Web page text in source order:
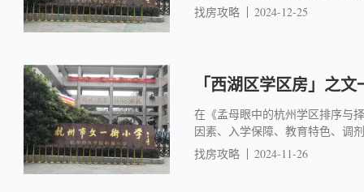
找房攻略
2024-12-25
「西湖区学区房」之
在《孟母眼中的杭州学区排序与
因素、入学保障、教育特色、调
找房攻略
2024-11-26